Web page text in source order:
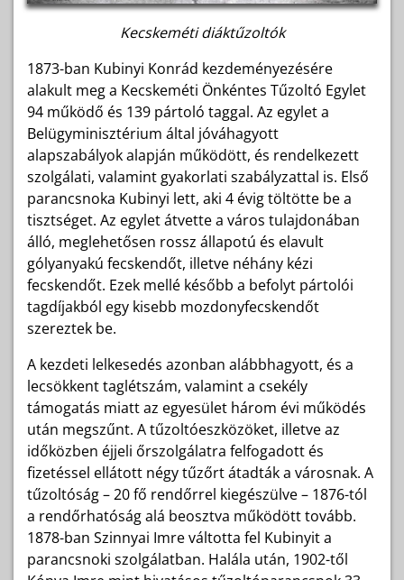
Kecskeméti diáktűzoltók
1873-ban Kubinyi Konrád kezdeményezésére
alakult meg a Kecskeméti Önkéntes Tűzoltó Egylet
94 működő és 139 pártoló taggal. Az egylet a
Belügyminisztérium által jóváhagyott
alapszabályok alapján működött, és rendelkezett
szolgálati, valamint gyakorlati szabályzattal is. Első
parancsnoka Kubinyi lett, aki 4 évig töltötte be a
tisztséget. Az egylet átvette a város tulajdonában
álló, meglehetősen rossz állapotú és elavult
gólyanyakú fecskendőt, illetve néhány kézi
fecskendőt. Ezek mellé később a befolyt pártolói
tagdíjakból egy kisebb mozdonyfecskendőt
szereztek be.
A kezdeti lelkesedés azonban alábbhagyott, és a
lecsökkent taglétszám, valamint a csekély
támogatás miatt az egyesület három évi működés
után megszűnt. A tűzoltóeszközöket, illetve az
időközben éjjeli őrszolgálatra felfogadott és
fizetéssel ellátott négy tűzőrt átadták a városnak. A
tűzoltóság – 20 fő rendőrrel kiegészülve – 1876-tól
a rendőrhatóság alá beosztva működött tovább.
1878-ban Szinnyai Imre váltotta fel Kubinyit a
parancsnoki szolgálatban. Halála után, 1902-től